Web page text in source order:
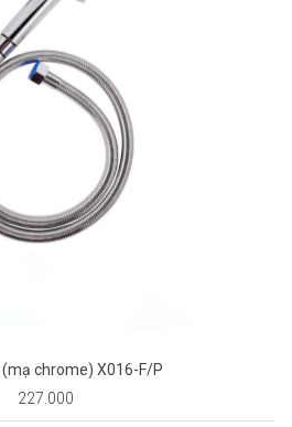
(mạ chrome) X016-F/P
227.000